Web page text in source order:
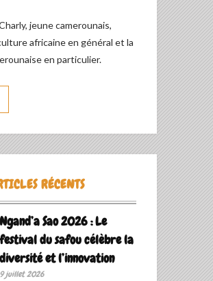
jeune camerounais,
africaine en général et la
en particulier.
RÉCENTS
Ngand’a Sao 2026 : Le
festival du safou célèbre la
diversité et l’innovation
9 juillet 2026